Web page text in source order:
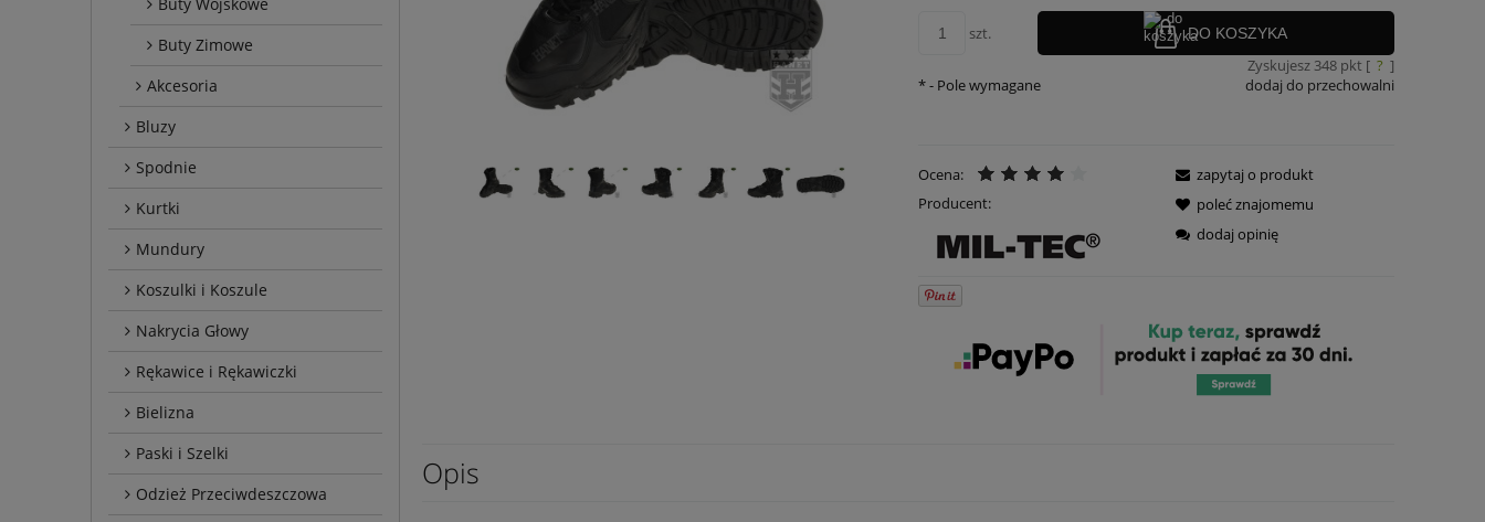
Buty Zimowe
Akcesoria
Bluzy
Spodnie
Kurtki
Mundury
Koszulki i Koszule
Nakrycia Głowy
Rękawice i Rękawiczki
Bielizna
Paski i Szelki
Odzież Przeciwdeszczowa
szt. DO KOSZYKA
Zyskujesz 348pkt [ ? ]
dodaj do przechowalni
*- Pole wymagane
Ocena:
Producent:
zapytaj o produkt
poleć znajomemu
dodaj opinię
Opis